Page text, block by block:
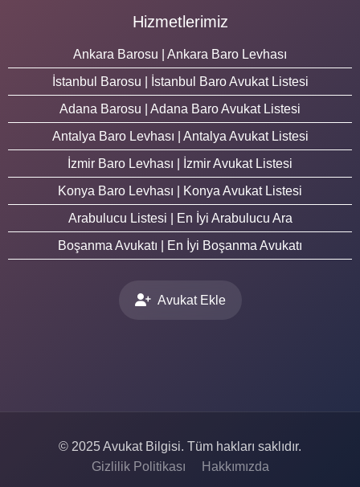
Hizmetlerimiz
Ankara Barosu | Ankara Baro Levhası
İstanbul Barosu | İstanbul Baro Avukat Listesi
Adana Barosu | Adana Baro Avukat Listesi
Antalya Baro Levhası | Antalya Avukat Listesi
İzmir Baro Levhası | İzmir Avukat Listesi
Konya Baro Levhası | Konya Avukat Listesi
Arabulucu Listesi | En İyi Arabulucu Ara
Boşanma Avukatı | En İyi Boşanma Avukatı
Avukat Ekle
© 2025 Avukat Bilgisi. Tüm hakları saklıdır.
Gizlilik Politikası
Hakkımızda